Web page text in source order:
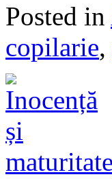
Posted in
copilarie,